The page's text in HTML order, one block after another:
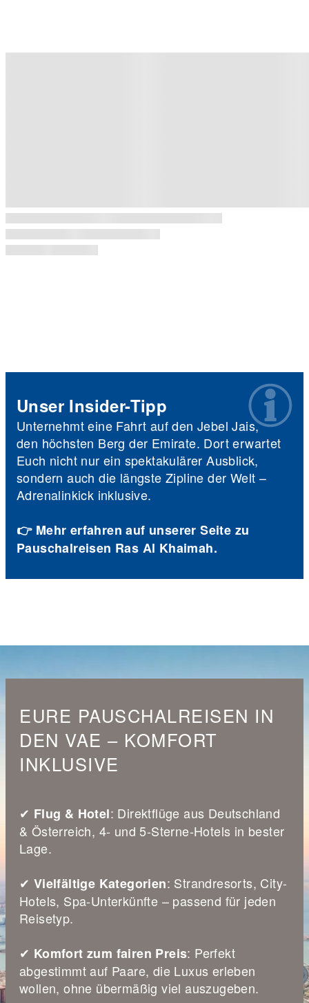
Unser Insider-Tipp
Unternehmt eine Fahrt auf den Jebel Jais,
den höchsten Berg der Emirate. Dort erwartet
Euch nicht nur ein spektakulärer Ausblick,
sondern auch die längste Zipline der Welt –
Adrenalinkick inklusive.
👉 Mehr erfahren auf unserer Seite zu
Pauschalreisen Ras Al Khaimah.
EURE PAUSCHALREISEN IN
DEN VAE – KOMFORT
INKLUSIVE
✔ Flug & Hotel: Direktflüge aus Deutschland
& Österreich, 4- und 5‑Sterne-Hotels in bester
Lage.
✔ Vielfältige Kategorien: Strandresorts, City-
Hotels, Spa‑Unterkünfte – passend für jeden
Reisetyp.
✔ Komfort zum fairen Preis: Perfekt
abgestimmt auf Paare, die Luxus erleben
wollen, ohne übermäßig viel auszugeben.